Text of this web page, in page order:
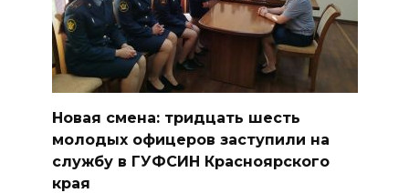
Новая смена: тридцать шесть
молодых офицеров заступили на
службу в ГУФСИН Красноярского
края